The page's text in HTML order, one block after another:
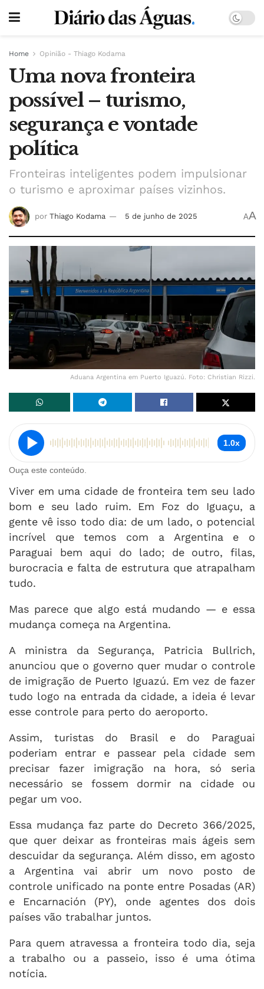
Home Opinião - Thiago Kodama
Uma nova fronteira
possível – turismo,
segurança e vontade
política
Fronteiras inteligentes podem impulsionar
o turismo e aproximar países vizinhos.
por Thiago Kodama 5 de junho de 2025 AA
Aduana Argentina em Puerto Iguazú. Foto: Christian Rizzi.
1.0x
Ouça este conteúdo.
Viver em uma cidade de fronteira tem seu lado
bom e seu lado ruim. Em Foz do Iguaçu, a
gente vê isso todo dia: de um lado, o potencial
incrível que temos com a Argentina e o
Paraguai bem aqui do lado; de outro, filas,
burocracia e falta de estrutura que atrapalham
tudo.
Mas parece que algo está mudando — e essa
mudança começa na Argentina.
A ministra da Segurança, Patricia Bullrich,
anunciou que o governo quer mudar o controle
de imigração de Puerto Iguazú. Em vez de fazer
tudo logo na entrada da cidade, a ideia é levar
esse controle para perto do aeroporto.
Assim, turistas do Brasil e do Paraguai
poderiam entrar e passear pela cidade sem
precisar fazer imigração na hora, só seria
necessário se fossem dormir na cidade ou
pegar um voo.
Essa mudança faz parte do Decreto 366/2025,
que quer deixar as fronteiras mais ágeis sem
descuidar da segurança. Além disso, em agosto
a Argentina vai abrir um novo posto de
controle unificado na ponte entre Posadas (AR)
e Encarnación (PY), onde agentes dos dois
países vão trabalhar juntos.
Para quem atravessa a fronteira todo dia, seja
a trabalho ou a passeio, isso é uma ótima
notícia.